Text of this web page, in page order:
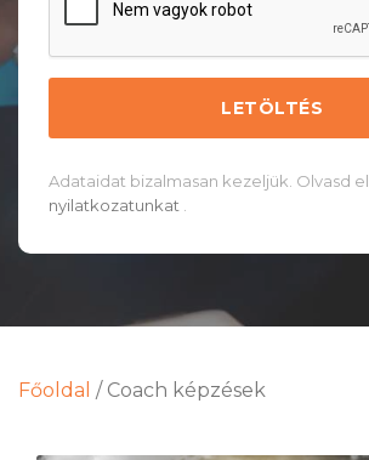
Adataidat bizalmasan kezeljük. Olvasd el
nyilatkozatunkat
Főoldal / Coach képzések